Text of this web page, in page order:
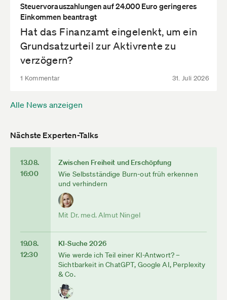
Steuervorauszahlungen auf 24.000 Euro geringeres
Einkommen beantragt
Hat das Finanzamt eingelenkt, um ein
Grundsatzurteil zur Aktivrente zu
verzögern?
1 Kommentar 31. Juli 2026
Alle News anzeigen
Nächste Experten-Talks
13.08.
16:00
Zwischen Freiheit und Erschöpfung
Wie Selbstständige Burn-out früh erkennen
und verhindern
Mit Dr. med. Almut Ningel
19.08.
12:30
KI-Suche 2026
Wie werde ich Teil einer KI-Antwort? –
Sichtbarkeit in ChatGPT, Google AI, Perplexity
& Co.